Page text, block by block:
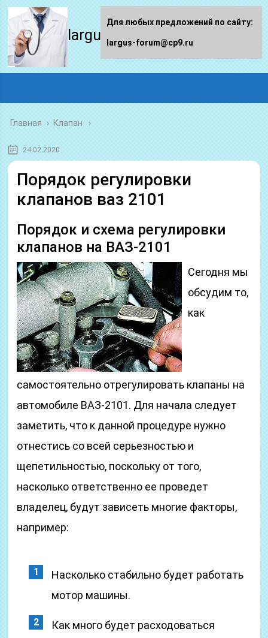
largus-forum.ru
Главная › Клапан
24.02.2020
Порядок регулировки
клапанов ваз 2101
Порядок и схема регулировки
клапанов на ВАЗ-2101
Сегодня мы
обсудим то,
как
самостоятельно отрегулировать клапаны на
автомобиле ВАЗ-2101. Для начала следует
заметить, что к данной процедуре нужно
отнестись со всей серьезностью и
щепетильностью, поскольку от того,
насколько ответственно ее проведет
владелец, будут зависеть многие факторы,
например:
Насколько стабильно будет работать
мотор машины.
Как много будет расходоваться
Для любых предложений по сайту:
largus-forum@cp9.ru